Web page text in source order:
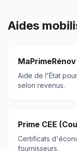
Aides
Aide de l'État
selon revenus.
Prime CEE
Certificats
fournisseurs.